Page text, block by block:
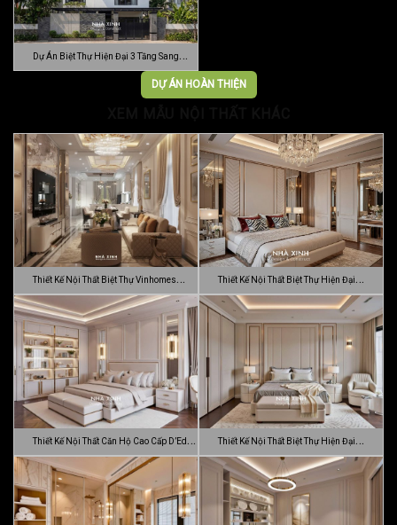
Dự Án Biệt Thự Hiện Đại 3 Tầng Sang
DỰ ÁN HOÀN THIỆN
Thiết Kế Nội Thất Biệt Thự Vinhomes
Gran…
Thiết Kế Nội Thất Biệt Thự Hiện Đại
Sang…
Thiết Kế Nội Thất Căn Hộ Cao Cấp D’Edge
…
Thiết Kế Nội Thất Biệt Thự Hiện Đại
Luca…